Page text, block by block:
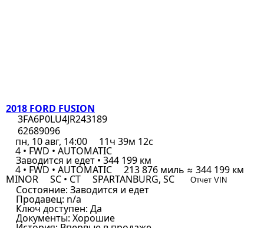
2018 FORD FUSION
3FA6P0LU4JR243189
62689096
пн, 10 авг, 14:00
11ч 39м 12с
4 • FWD • AUTOMATIC
Заводится и едет • 344 199 км
4 • FWD • AUTOMATIC 213 876 миль ≈ 344 199 км
MINOR SC • CT SPARTANBURG, SC Отчет VIN
Состояние: Заводится и едет
Продавец: n/a
Ключ доступен: Да
Документы: Хорошие